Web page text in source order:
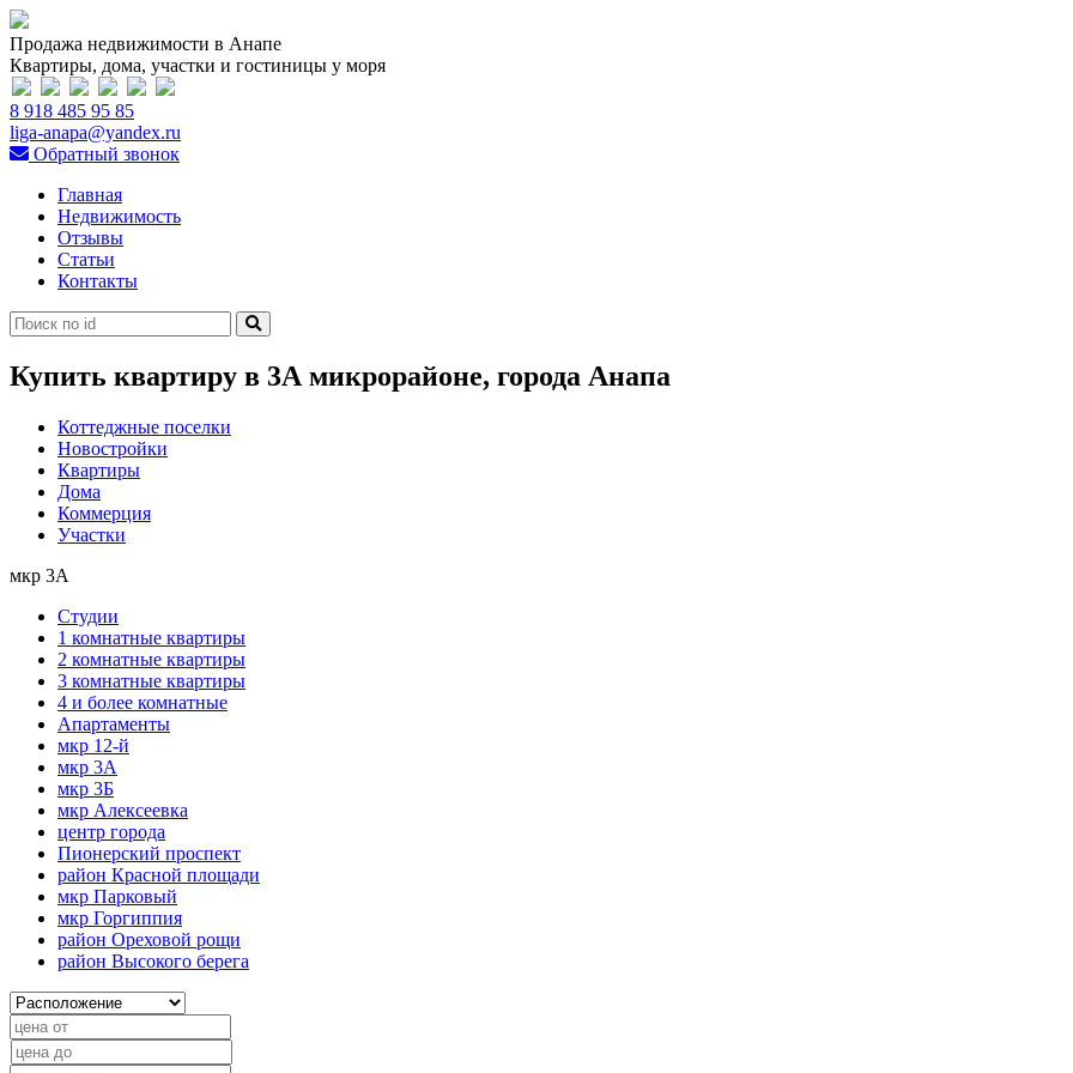
Продажа недвижимости в Анапе
Квартиры, дома, участки и гостиницы у моря
8 918 485 95 85
liga-anapa@yandex.ru
Обратный звонок
Главная
Недвижимость
Отзывы
Статьи
Контакты
Купить квартиру в 3А микрорайоне, города Анапа
Коттеджные поселки
Новостройки
Квартиры
Дома
Коммерция
Участки
мкр 3А
Студии
1 комнатные квартиры
2 комнатные квартиры
3 комнатные квартиры
4 и более комнатные
Апартаменты
мкр 12-й
мкр 3А
мкр 3Б
мкр Алексеевка
центр города
Пионерский проспект
район Красной площади
мкр Парковый
мкр Горгиппия
район Ореховой рощи
район Высокого берега